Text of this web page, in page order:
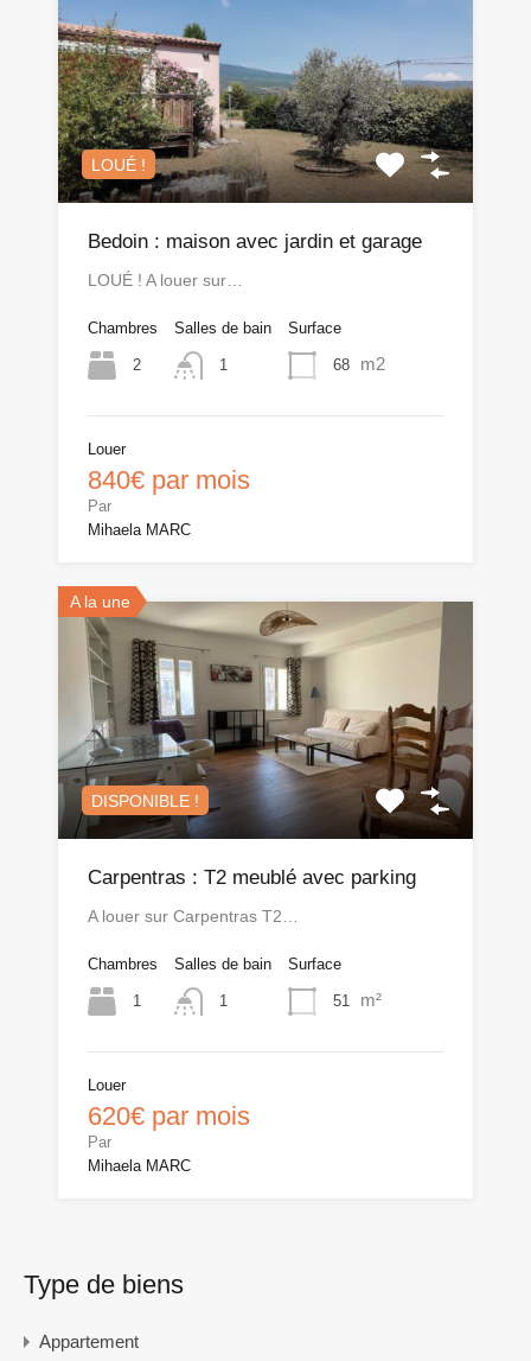
LOUÉ !
Bedoin : maison avec jardin et garage
LOUÉ ! A louer sur…
Chambres
2
Salles de bain
1
Surface
68 m2
Louer
840€ par mois
Par
Mihaela MARC
A la une
DISPONIBLE !
Carpentras : T2 meublé avec parking
A louer sur Carpentras T2…
Chambres
1
Salles de bain
1
Surface
51 m²
Louer
620€ par mois
Par
Mihaela MARC
Type de biens
Appartement